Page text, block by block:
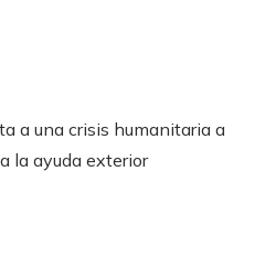
a una crisis humanitaria a
la ayuda exterior